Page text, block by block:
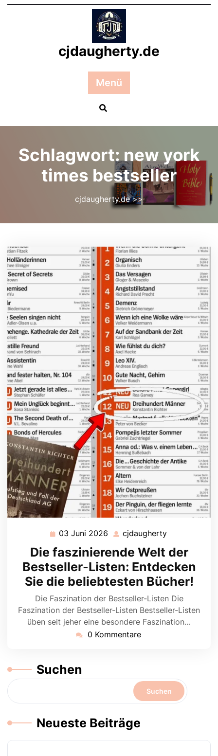
Zum
cjdaugherty.de
Menü
Schlagwort: new york
times bestseller
cjdaugherty.de>>
03 Juni 2026 03
2026
cjdaugherty
Die faszinierende Welt der
Bestseller-Listen: Entdecken
Sie die beliebtesten Bücher!
Die Faszination der Bestseller-Listen Die
Faszination der Bestseller-Listen Bestseller-Listen
üben seit jeher eine besondere Faszination…
0 Kommentare
Suchen
Suchen
Neueste Beiträge